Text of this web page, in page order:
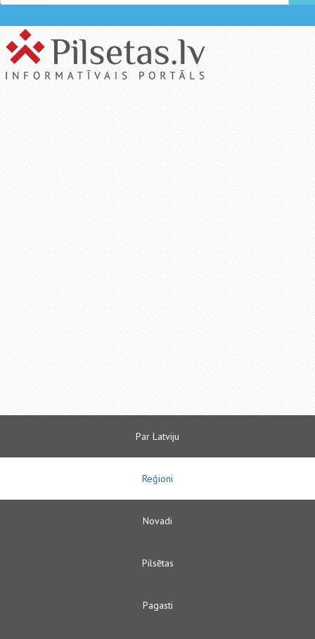
Par Latviju
Reģioni
Novadi
Pilsētas
Pagasti